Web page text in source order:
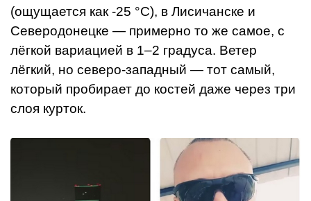
(ощущается как -25 °C), в Лисичанске и
Северодонецке — примерно то же самое, с
лёгкой вариацией в 1–2 градуса. Ветер
лёгкий, но северо-западный — тот самый,
который пробирает до костей даже через три
слоя курток.